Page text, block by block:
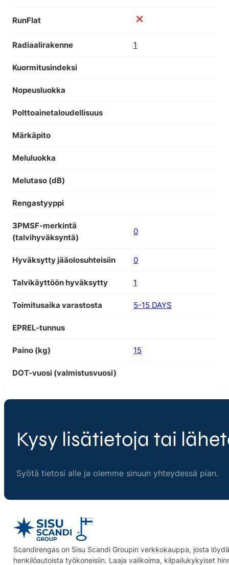
RunFlat
Radiaalirakenne 1
Kuormitusindeksi
Nopeusluokka
Polttoainetaloudellisuus
Märkäpito
Meluluokka
Melutaso (dB)
Rengastyyppi
3PMSF-merkintä
(talvihyväksyntä)
0
Hyväksytty jääolosuhteisiin 0
Talvikäyttöön hyväksytty 1
Toimitusaika varastosta 5-15 DAYS
EPREL-tunnus
Paino (kg) 15
DOT-vuosi (valmistusvuosi)
Kysy lisätietoja tai
Syötä tietosi alle ja olemme sinuun yhteydessä pian.
Scandirengas on Sisu Scandi Groupin verkkokauppa, josta
henkilöautoista työkoneisiin. Laaja valikoima, kilpailukykyiset